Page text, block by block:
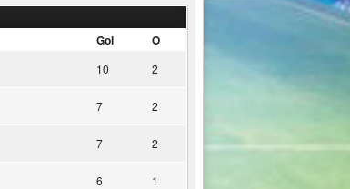
Gol O
10 2
7 2
7 2
6 1